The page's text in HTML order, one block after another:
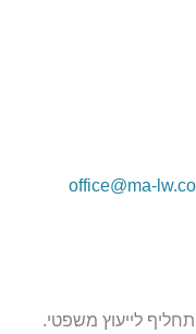
office@ma-
לייעוץ משפטי.